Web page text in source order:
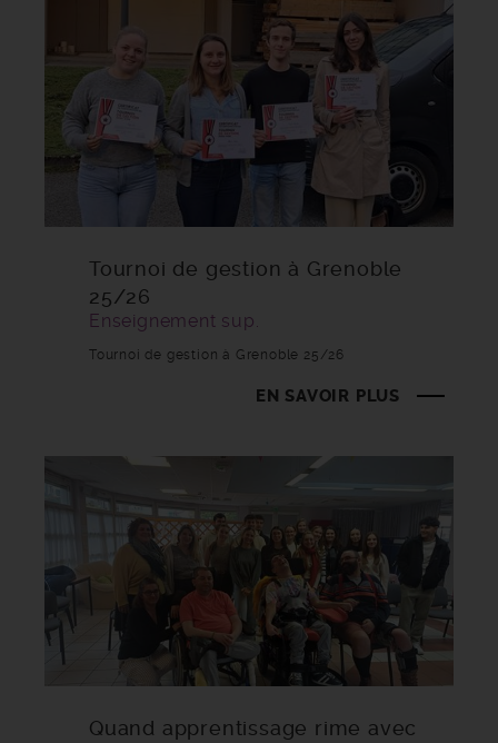
Tournoi de gestion à Grenoble
25/26
Enseignement sup.
Tournoi de gestion à Grenoble 25/26
EN SAVOIR PLUS
Quand apprentissage rime avec